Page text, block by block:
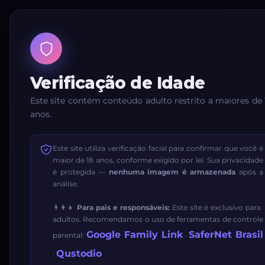
Verificação de Idade
Este site contém conteúdo adulto restrito a maiores de
anos.
Este site utiliza verificação facial para confirmar que você é
maior de 18 anos, conforme exigido por lei. Sua privacidade
é protegida — nenhuma imagem é armazenada após a
análise.
👨‍👩‍👧 Para pais e responsáveis:Este site é exclusivo para
adultos. Recomendamos o uso de ferramentas de controle
parental: Google Family Link·SaferNet Brasil
· Qustodio